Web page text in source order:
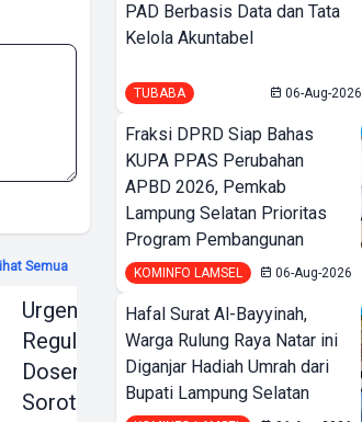
Semua
Urgensi Pembaruan
Regulasi: Riset
Dosen IIB Darmajaya
Soroti Risiko AI bagi
PAD Berbasis Data dan Tata
Kelola Akuntabel
TUBABA 06-Aug-2026
Fraksi DPRD Siap Bahas
KUPA PPAS Perubahan
APBD 2026, Pemkab
Lampung Selatan Prioritas
Program Pembangunan
KOMINFO LAMSEL 06-Aug-2026
Hafal Surat Al-Bayyinah,
Warga Rulung Raya Natar ini
Diganjar Hadiah Umrah dari
Bupati Lampung Selatan